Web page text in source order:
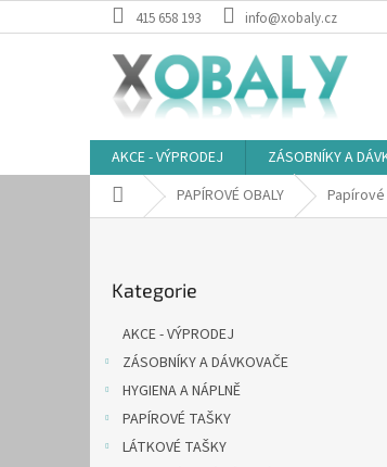
na
415 658 193 info@xobaly.cz
AKCE - VÝPRODEJ ZÁSOBNÍKY A
Domů PAPÍROVÉ OBALY
kategorie
Kategorie
AKCE - VÝPRODEJ
ZÁSOBNÍKY A DÁVKOVAČE
HYGIENA A NÁPLNĚ
PAPÍROVÉ TAŠKY
LÁTKOVÉ TAŠKY